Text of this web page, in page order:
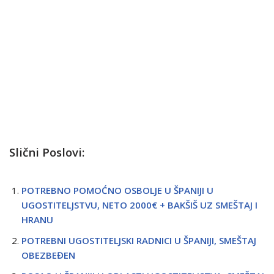
Slični Poslovi:
POTREBNO POMOĆNO OSBOLJE U ŠPANIJI U
UGOSTITELJSTVU, NETO 2000€ + BAKŠIŠ UZ SMEŠTAJ I
HRANU
POTREBNI UGOSTITELJSKI RADNICI U ŠPANIJI, SMEŠTAJ
OBEZBEĐEN